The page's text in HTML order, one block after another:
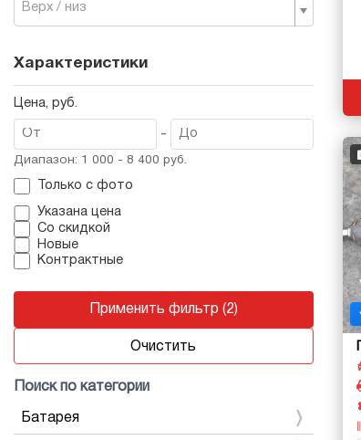
Верх / низ
Характеристики
Цена, руб.
-
Диапазон: 1 000 - 8 400 руб.
Только с фото
Указана цена
Со скидкой
Новые
Контрактные
Применить фильтр (2)
Очистить
Поиск по категории
Батарея